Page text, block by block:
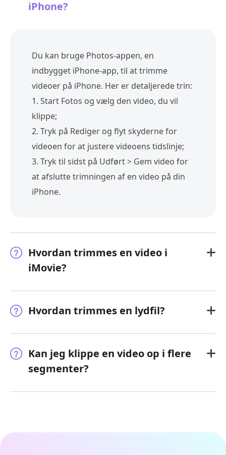
iPhone?
Du kan bruge Photos-appen, en
indbygget iPhone-app, til at trimme
videoer på iPhone. Her er detaljerede trin:
1. Start Fotos og vælg den video, du vil
klippe;
2. Tryk på Rediger og flyt skyderne for
videoen for at justere videoens tidslinje;
3. Tryk til sidst på Udført > Gem video for
at afslutte trimningen af en video på din
iPhone.
Hvordan trimmes en video i
iMovie?
Hvordan trimmes en lydfil?
Kan jeg klippe en video op i flere
segmenter?